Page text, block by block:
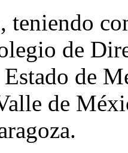
teniendo
de
de
de